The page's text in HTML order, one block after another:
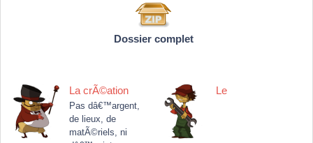
Dossier complet
La crÃ©ation
Pas dâ€™argent,
de lieux, de
matÃ©riels, ni
Le